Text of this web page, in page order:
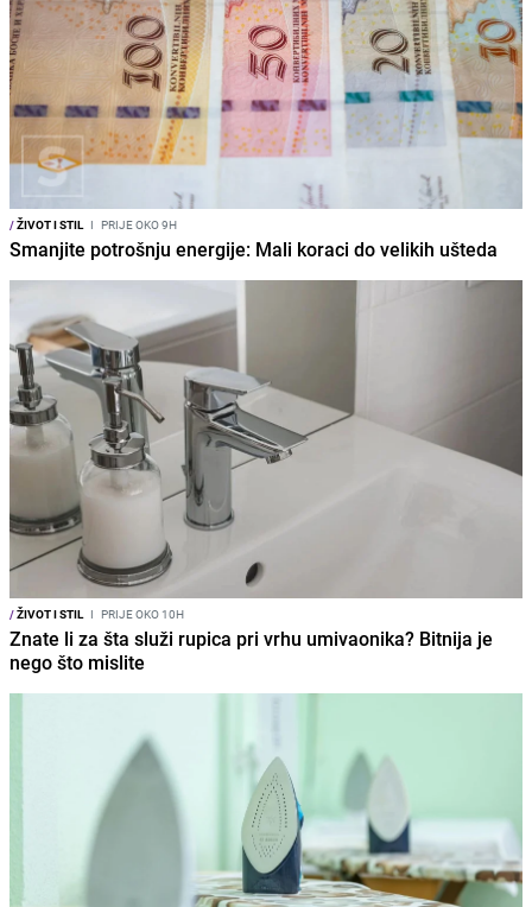
/ŽIVOT I STIL I PRIJE OKO 9H
Smanjite potrošnju energije: Mali koraci do velikih ušteda
/ŽIVOT I STIL I PRIJE OKO 10H
Znate li za šta služi rupica pri vrhu umivaonika? Bitnija je
nego što mislite